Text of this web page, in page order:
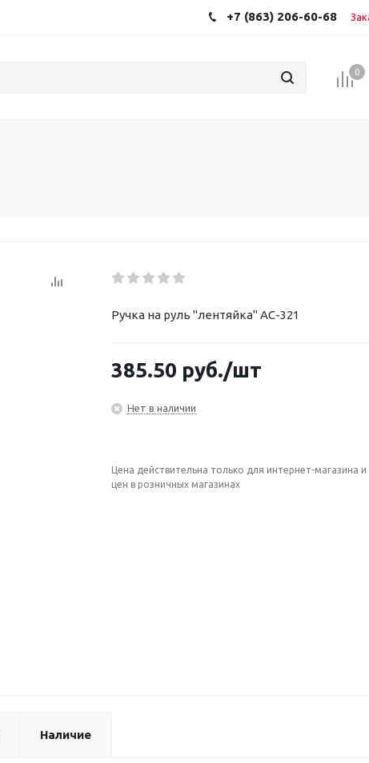
+7 (863) 206-60-68
0
Ручка на руль "лентяйка" AC-321
385.50 руб./шт
Нет в наличии
Цена действительна только для интернет-магазина
цен в розничных магазинах
Наличие